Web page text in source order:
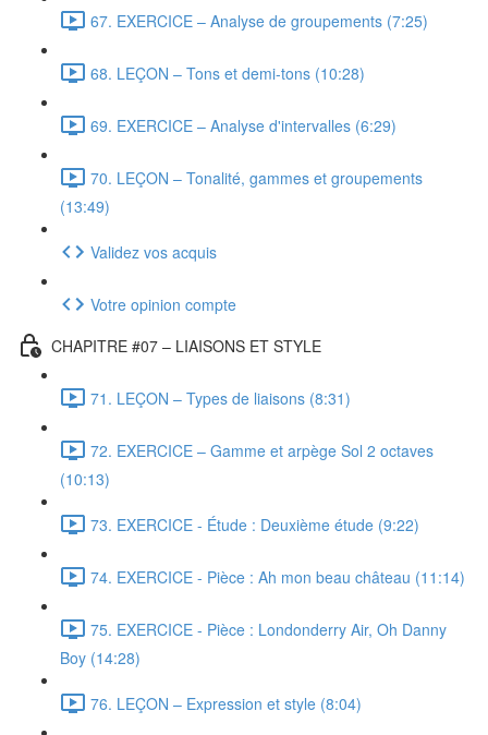
67. EXERCICE – Analyse de groupements (7:25)
68. LEÇON – Tons et demi-tons (10:28)
69. EXERCICE – Analyse d'intervalles (6:29)
70. LEÇON – Tonalité, gammes et groupements
(13:49)
Validez vos acquis
Votre opinion compte
CHAPITRE #07 – LIAISONS ET STYLE
71. LEÇON – Types de liaisons (8:31)
72. EXERCICE – Gamme et arpège Sol 2 octaves
(10:13)
73. EXERCICE - Étude : Deuxième étude (9:22)
74. EXERCICE - Pièce : Ah mon beau château (11:14)
75. EXERCICE - Pièce : Londonderry Air, Oh Danny
Boy (14:28)
76. LEÇON – Expression et style (8:04)